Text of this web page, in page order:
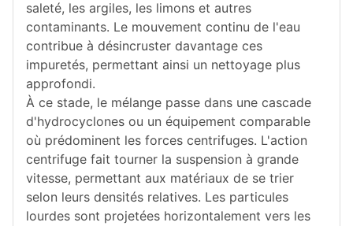
saleté, les argiles, les limons et autres
contaminants. Le mouvement continu de l'eau
contribue à désincruster davantage ces
impuretés, permettant ainsi un nettoyage plus
approfondi.
À ce stade, le mélange passe dans une cascade
d'hydrocyclones ou un équipement comparable
où prédominent les forces centrifuges. L'action
centrifuge fait tourner la suspension à grande
vitesse, permettant aux matériaux de se trier
selon leurs densités relatives. Les particules
lourdes sont projetées horizontalement vers les